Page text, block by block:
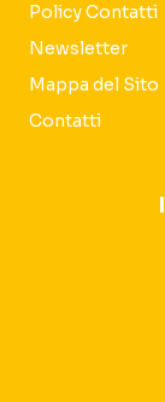
Policy Contatti
Newsletter
Mappa del Sito
Contatti